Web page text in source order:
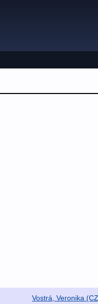
Vostrá, Veronika